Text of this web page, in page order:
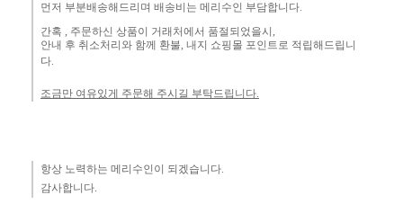
먼 저 부분배송해드리며 배송비는 메리수인 부담합니다.
간혹 , 주문하신 상품이 거래처에서 품절되었을시,
안내 후 취소처리와 함께 환불, 내지 쇼핑몰 포인트로 적립해드립니
다.
조금만 여유있게 주문해 주시길 부탁드립니다.
항상 노력하는 메리수인이 되겠습니다.​
감사합니다.​